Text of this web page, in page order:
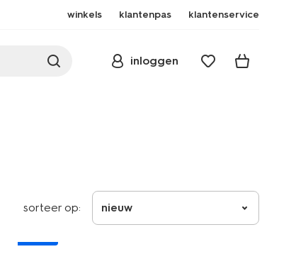
winkels klantenpas klantenservice
inloggen
sorteer op: nieuw